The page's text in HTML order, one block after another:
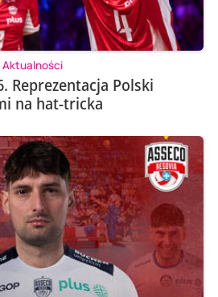
Aktualności
Reprezentacja Polski
na hat-tricka